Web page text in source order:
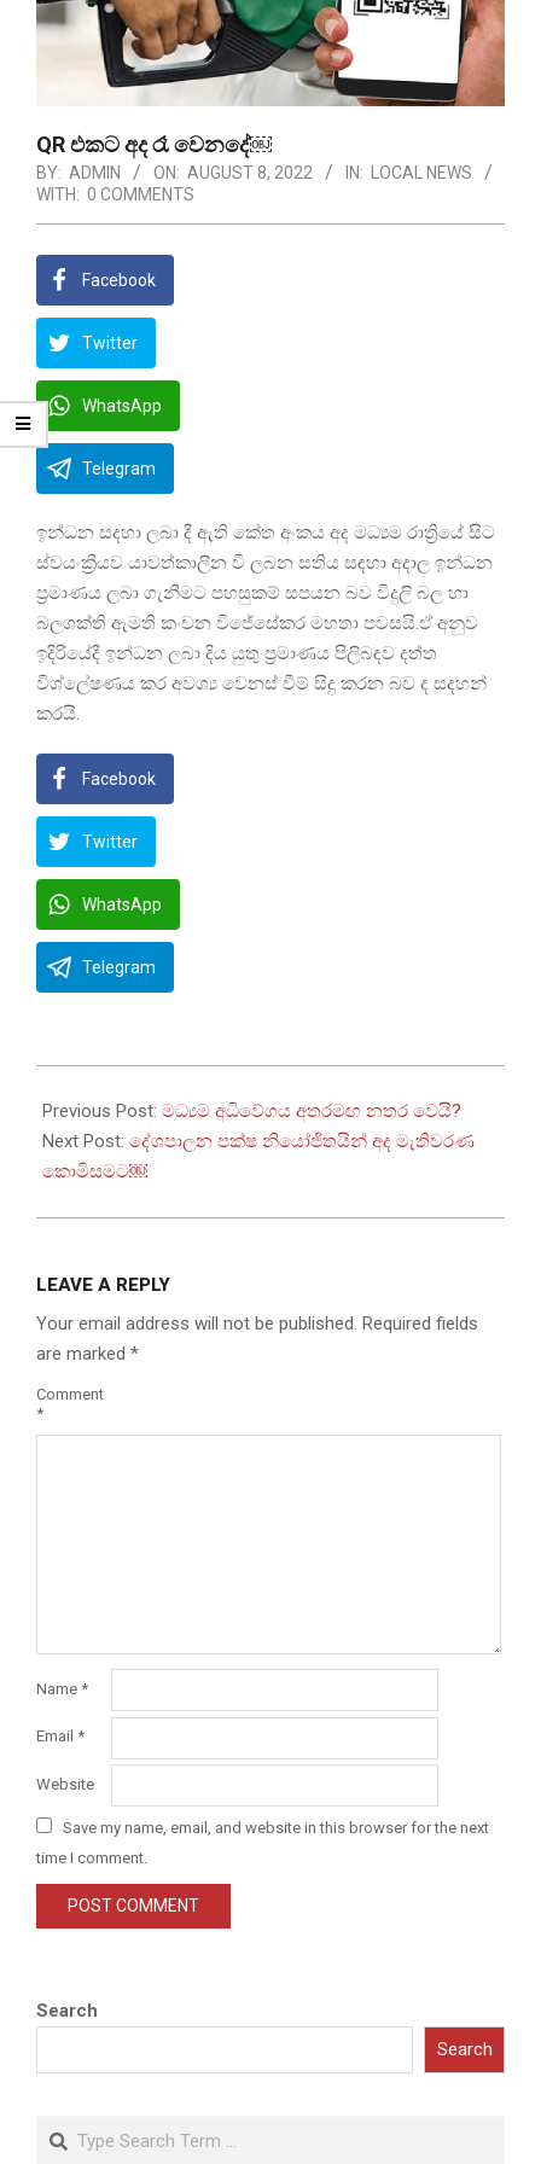
QR එකට අද රෑ වෙනදේ￼
BY: ADMIN ON: AUGUST 8, 2022 IN:
LOCAL NEWS
WITH: 0 COMMENTS
Facebook
Twitter
WhatsApp
Telegram
ඉන්ධන සදහා ලබා දී ඇති කේත අංකය අද මධ්‍යම රාත්‍රියේ සිට
ස්වයංක්‍රීයව යාවත්කාලීන වී ලබන සතිය සඳහා අදාල ඉන්ධන
ප්‍රමාණය ලබා ගැනීමට පහසුකම් සපයන බව විදුලි බල හා
බලශක්ති ඇමති කංචන විජේසේකර මහතා පවසයි.ඒ අනුව
ඉදිරියේදී ඉන්ධන ලබා දිය යුතු ප්‍රමාණය පිලිබඳව දත්ත
විශ්ලේෂණය කර අවශ්‍ය වෙනස් වීම් සිදු කරන බව ද සදහන්
කරයි.
Facebook
Twitter
WhatsApp
Telegram
08-
08
Previous Post: මධ්‍යම අධිවේගය අතරමඟ නතර වෙයි?
Next Post: දේශපාලන පක්ෂ නියෝජිතයින් අද මැතිවරණ
කොමිසමට￼
LEAVE A REPLY
Your email address will not be published. Required fields
are marked *
Comment
*
Name *
Email *
Website
Save my name, email, and website in this browser for the next
time I comment.
Search
Search
Search